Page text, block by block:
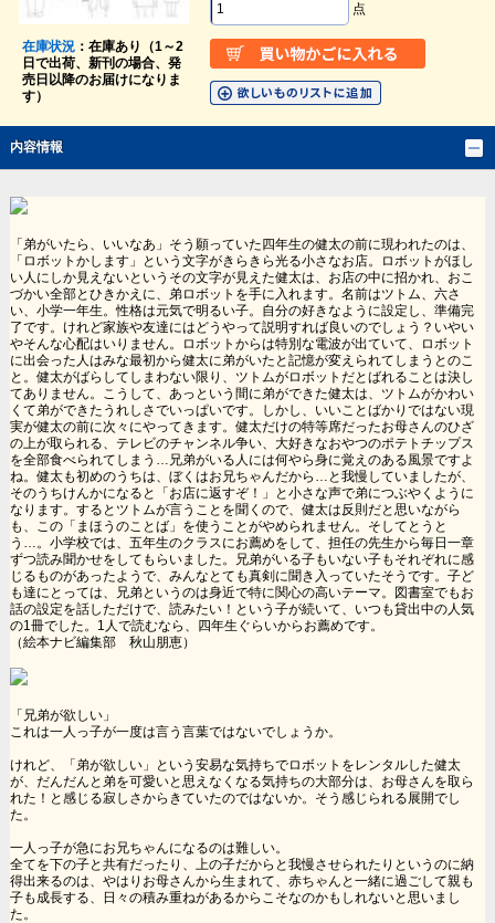
在庫状況：在庫あり（1～2
日で出荷、新刊の場合、発
売日以降のお届けになりま
す）
点
内容情報
「弟がいたら、いいなあ」そう願っていた四年生の健太の前に現われたのは、
「ロボットかします」という文字がきらきら光る小さなお店。ロボットがほし
い人にしか見えないというその文字が見えた健太は、お店の中に招かれ、おこ
づかい全部とひきかえに、弟ロボットを手に入れます。名前はツトム、六さ
い、小学一年生。性格は元気で明るい子。自分の好きなように設定し、準備完
了です。けれど家族や友達にはどうやって説明すれば良いのでしょう？いやい
やそんな心配はいりません。ロボットからは特別な電波が出ていて、ロボット
に出会った人はみな最初から健太に弟がいたと記憶が変えられてしまうとのこ
と。健太がばらしてしまわない限り、ツトムがロボットだとばれることは決し
てありません。こうして、あっという間に弟ができた健太は、ツトムがかわい
くて弟ができたうれしさでいっぱいです。しかし、いいことばかりではない現
実が健太の前に次々にやってきます。健太だけの特等席だったお母さんのひざ
の上が取られる、テレビのチャンネル争い、大好きなおやつのポテトチップス
を全部食べられてしまう…兄弟がいる人には何やら身に覚えのある風景ですよ
ね。健太も初めのうちは、ぼくはお兄ちゃんだから…と我慢していましたが、
そのうちけんかになると「お店に返すぞ！」と小さな声で弟につぶやくように
なります。するとツトムが言うことを聞くので、健太は反則だと思いながら
も、この「まほうのことば」を使うことがやめられません。そしてとうと
う…。小学校では、五年生のクラスにお薦めをして、担任の先生から毎日一章
ずつ読み聞かせをしてもらいました。兄弟がいる子もいない子もそれぞれに感
じるものがあったようで、みんなとても真剣に聞き入っていたそうです。子ど
も達にとっては、兄弟というのは身近で特に関心の高いテーマ。図書室でもお
話の設定を話しただけで、読みたい！という子が続いて、いつも貸出中の人気
の1冊でした。1人で読むなら、四年生ぐらいからお薦めです。
（絵本ナビ編集部 秋山朋恵）
「兄弟が欲しい」
これは一人っ子が一度は言う言葉ではないでしょうか。
けれど、「弟が欲しい」という安易な気持ちでロボットをレンタルした健太
が、だんだんと弟を可愛いと思えなくなる気持ちの大部分は、お母さんを取ら
れた！と感じる寂しさからきていたのではないか。そう感じられる展開でし
た。
一人っ子が急にお兄ちゃんになるのは難しい。
全てを下の子と共有だったり、上の子だからと我慢させられたりというのに納
得出来るのは、やはりお母さんから生まれて、赤ちゃんと一緒に過ごして親も
子も成長する、日々の積み重ねがあるからこそなのかもしれないと思いまし
た。